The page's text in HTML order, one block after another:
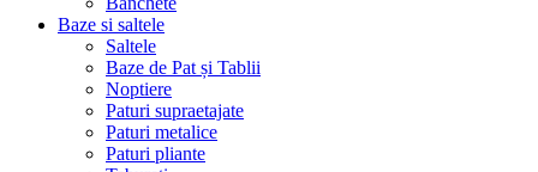
Baze si saltele
Saltele
Baze de Pat și Tablii
Noptiere
Paturi supraetajate
Paturi metalice
Paturi pliante